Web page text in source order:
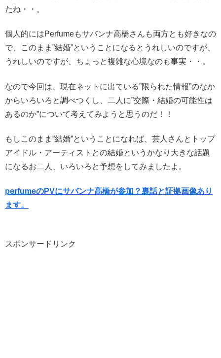
たね・・。
個人的にはPerfumeもサバンナ高橋さんも両方とも好きなの
で、このまま”結婚”ということになるとうれしいのですが、
うれしいのですが、ちょっと複雑な心境なのも事実・・。
なので今回は、現在ネットに出ている”限られた情報”のなか
からいろいろと調べつくし、二人に”交際・結婚の可能性は
あるのか”について考えてみようと思うのだ！！
もしこのまま”結婚”ということになれば、芸人さんとトップ
アイドル・アーティストとの結婚というかなり大きな話題
になるお二人、いろいろと予想をしてみましたよ。
perfumeのPVにサバンナ高橋が参加？裏話と証拠画像あり
ます。
スポンサードリンク